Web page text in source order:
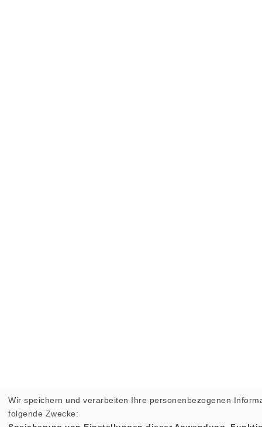
Wir speichern und verarbeiten Ihre personenbezogenen
folgende Zwecke: